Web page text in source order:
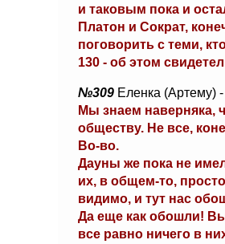
и таковым пока и
Платон и Сократ,
поговорить с теми,
130 - об этом
№309 Еленка (Артему)
Мы знаем наверняка,
обществу. Не все,
Во-во.
Дауны же пока не
их, в общем-то,
видимо, и тут нас
Да еще как обошли!
все равно ничего в